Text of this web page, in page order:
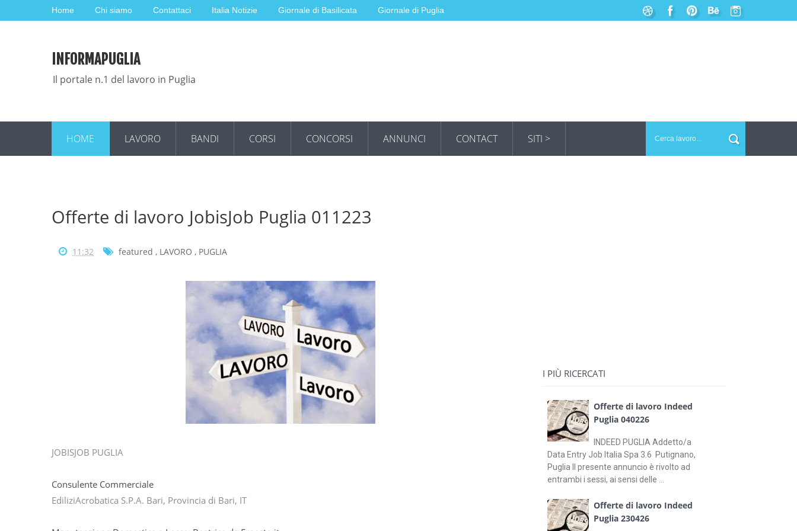
Home Chi siamo Contattaci Italia Notizie Giornale di Basilicata Giornale di Puglia
INFORMAPUGLIA
Il portale n.1 del lavoro in Puglia
HOME LAVORO BANDI CORSI CONCORSI ANNUNCI CONTACT SITI >
Offerte di lavoro JobisJob Puglia 011223
11:32 featured , LAVORO , PUGLIA
JOBISJOB PUGLIA
Consulente Commerciale
EdiliziAcrobatica S.P.A. Bari, Provincia di Bari, IT
I PIÙ RICERCATI
Offerte di lavoro Indeed
Puglia 040226
INDEED PUGLIA Addetto/a
Data Entry Job Italia Spa 3.6 Putignano,
Puglia Il presente annuncio è rivolto ad
entrambi i sessi, ai sensi delle ...
Offerte di lavoro Indeed
Puglia 230426